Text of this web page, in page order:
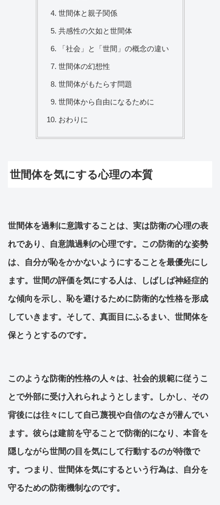
世間体と親子関係
共感性の欠如と世間体
「社会」と「世間」の概念の違い
世間体の幻想性
世間体がもたらす問題
世間体から自由になるために
おわりに
世間体を気にする心理の本質
世間体を過剰に意識することは、実は防衛の心理の表
れであり、自意識過剰の心理です。この防衛的な姿勢
は、自分が恥をかかないようにすることを最優先にし
ます。世間の評価を気にする人は、しばしば神経症的
な傾向を示し、恥を避けるために防衛的な性格を形成
していきます。そして、真面目にふるまい、世間体を
保とうとするのです。
このような防衛的性格の人々は、社会的規範に従うこ
とで外部に受け入れられようとします。しかし、その
背後には往々にして自己蔑視や自信のなさが潜んでい
ます。彼らは建前を守ることで防衛的になり、本音を
隠しながら世間の目を気にして行動するのが特徴で
す。つまり、世間体を気にするという行為は、自分を
守るための防衛機制なのです。